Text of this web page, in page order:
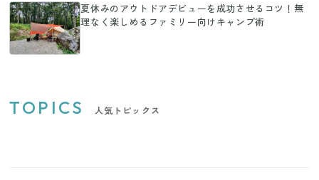
夏休みのアウトドアデビューを成功させるコツ！無
理なく楽しめるファミリー向けキャンプ術
TOPICS 人気トピックス